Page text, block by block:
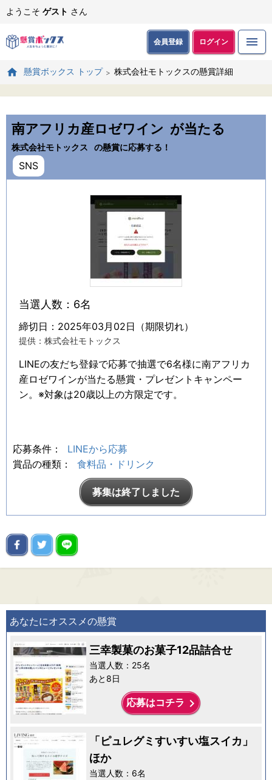
ようこそ ゲスト さん
会員登録 ログイン
懸賞ボックス トップ 株式会社モトックスの懸賞詳細
南アフリカ産ロゼワイン が当たる
株式会社モトックス の懸賞に応募する！
SNS
当選人数：6名
締切日：2025年03月02日（期限切れ）
提供：株式会社モトックス
LINEの友だち登録で応募で抽選で6名様に南アフリカ
産ロゼワインが当たる懸賞・プレゼントキャンペー
ン。※対象は20歳以上の方限定です。
応募条件：
LINEから応募
賞品の種類：
食料品・ドリンク
募集は終了しました
あなたにオススメの懸賞
三幸製菓のお菓子12品詰合せ
当選人数：25名
あと8日
応募はコチラ keyboard_arrow_right
「ピュレグミすいすい塩スイカ」
ほか
当選人数：6名